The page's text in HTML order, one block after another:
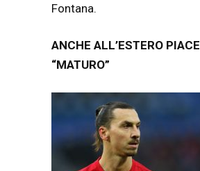
Fontana.
ANCHE ALL’ESTERO PIACE
“MATURO”